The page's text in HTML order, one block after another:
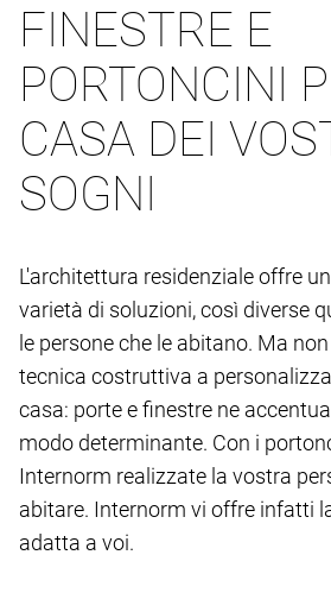
FINESTRE E
PORTONCINI
CASA DEI
SOGNI
L'architettura residenziale offre
varietà di soluzioni, così diverse
le persone che le abitano. Ma
tecnica costruttiva a
casa: porte e finestre ne
modo determinante. Con i
Internorm realizzate la vostra
abitare. Internorm vi offre infatti
adatta a voi.